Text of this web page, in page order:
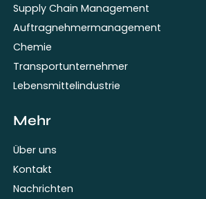
Supply Chain Management
Auftragnehmermanagement
Chemie
Transportunternehmer
Lebensmittelindustrie
Mehr
Über uns
Kontakt
Nachrichten